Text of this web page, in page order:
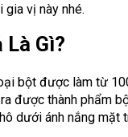
gia vị này nhé.
Là Gì?
bột được làm từ
được thành phẩm
dưới ánh nắng mặt